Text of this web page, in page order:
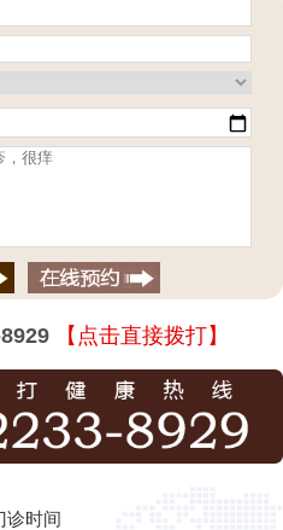
【点击直接拨打】
诊时间